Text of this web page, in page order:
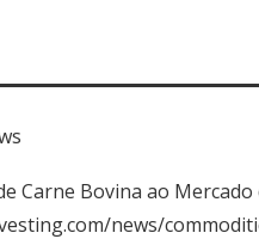
Carne Bovina ao Mercado
news/